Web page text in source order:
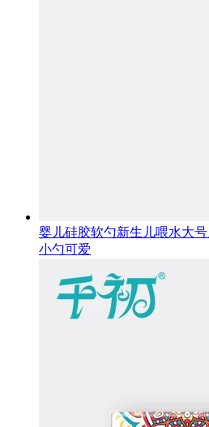
婴儿硅胶软勺新生儿喂水大
小勺可爱